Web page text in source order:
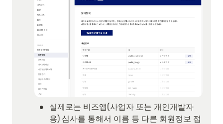
•
실제로는 비즈앱(사업자 또는 개인개발자
용) 심사를 통해서 이름 등 다른 회원정보 접